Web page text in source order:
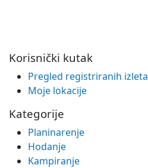
Korisnički kutak
Pregled registriranih izleta
Moje lokacije
Kategorije
Planinarenje
Hodanje
Kampiranje